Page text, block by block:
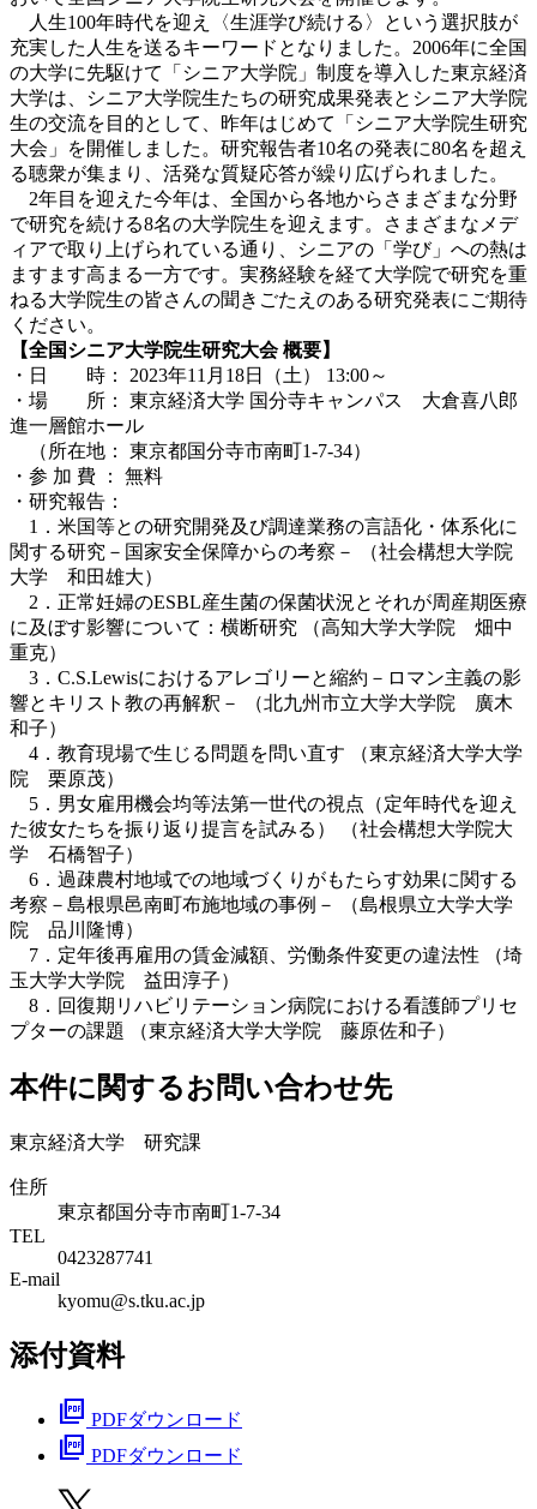
人生100年時代を迎え〈生涯学び続ける〉という選択肢が
充実した人生を送るキーワードとなりました。2006年に全国
の大学に先駆けて「シニア大学院」制度を導入した東京経済
大学は、シニア大学院生たちの研究成果発表とシニア大学院
生の交流を目的として、昨年はじめて「シニア大学院生研究
大会」を開催しました。研究報告者10名の発表に80名を超え
る聴衆が集まり、活発な質疑応答が繰り広げられました。
2年目を迎えた今年は、全国から各地からさまざまな分野
で研究を続ける8名の大学院生を迎えます。さまざまなメデ
ィアで取り上げられている通り、シニアの「学び」への熱は
ますます高まる一方です。実務経験を経て大学院で研究を重
ねる大学院生の皆さんの聞きごたえのある研究発表にご期待
ください。
【全国シニア大学院生研究大会 概要】
・日 時： 2023年11月18日（土） 13:00～
・場 所： 東京経済大学 国分寺キャンパス 大倉喜八郎
進一層館ホール
（所在地： 東京都国分寺市南町1-7-34）
・参 加 費 ： 無料
・研究報告：
1．米国等との研究開発及び調達業務の言語化・体系化に
関する研究－国家安全保障からの考察－ （社会構想大学院
大学 和田雄大）
2．正常妊婦のESBL産生菌の保菌状況とそれが周産期医療
に及ぼす影響について：横断研究 （高知大学大学院 畑中
重克）
3．C.S.Lewisにおけるアレゴリーと縮約－ロマン主義の影
響とキリスト教の再解釈－ （北九州市立大学大学院 廣木
和子）
4．教育現場で生じる問題を問い直す （東京経済大学大学
院 栗原茂）
5．男女雇用機会均等法第一世代の視点（定年時代を迎え
た彼女たちを振り返り提言を試みる） （社会構想大学院大
学 石橋智子）
6．過疎農村地域での地域づくりがもたらす効果に関する
考察－島根県邑南町布施地域の事例－ （島根県立大学大学
院 品川隆博）
7．定年後再雇用の賃金減額、労働条件変更の違法性 （埼
玉大学大学院 益田淳子）
8．回復期リハビリテーション病院における看護師プリセ
プターの課題 （東京経済大学大学院 藤原佐和子）
本件に関するお問い合わせ先
東京経済大学 研究課
住所
東京都国分寺市南町1-7-34
TEL
0423287741
E-mail
kyomu@s.tku.ac.jp
添付資料
picture_as_pdf PDFダウンロード
picture_as_pdf PDFダウンロード